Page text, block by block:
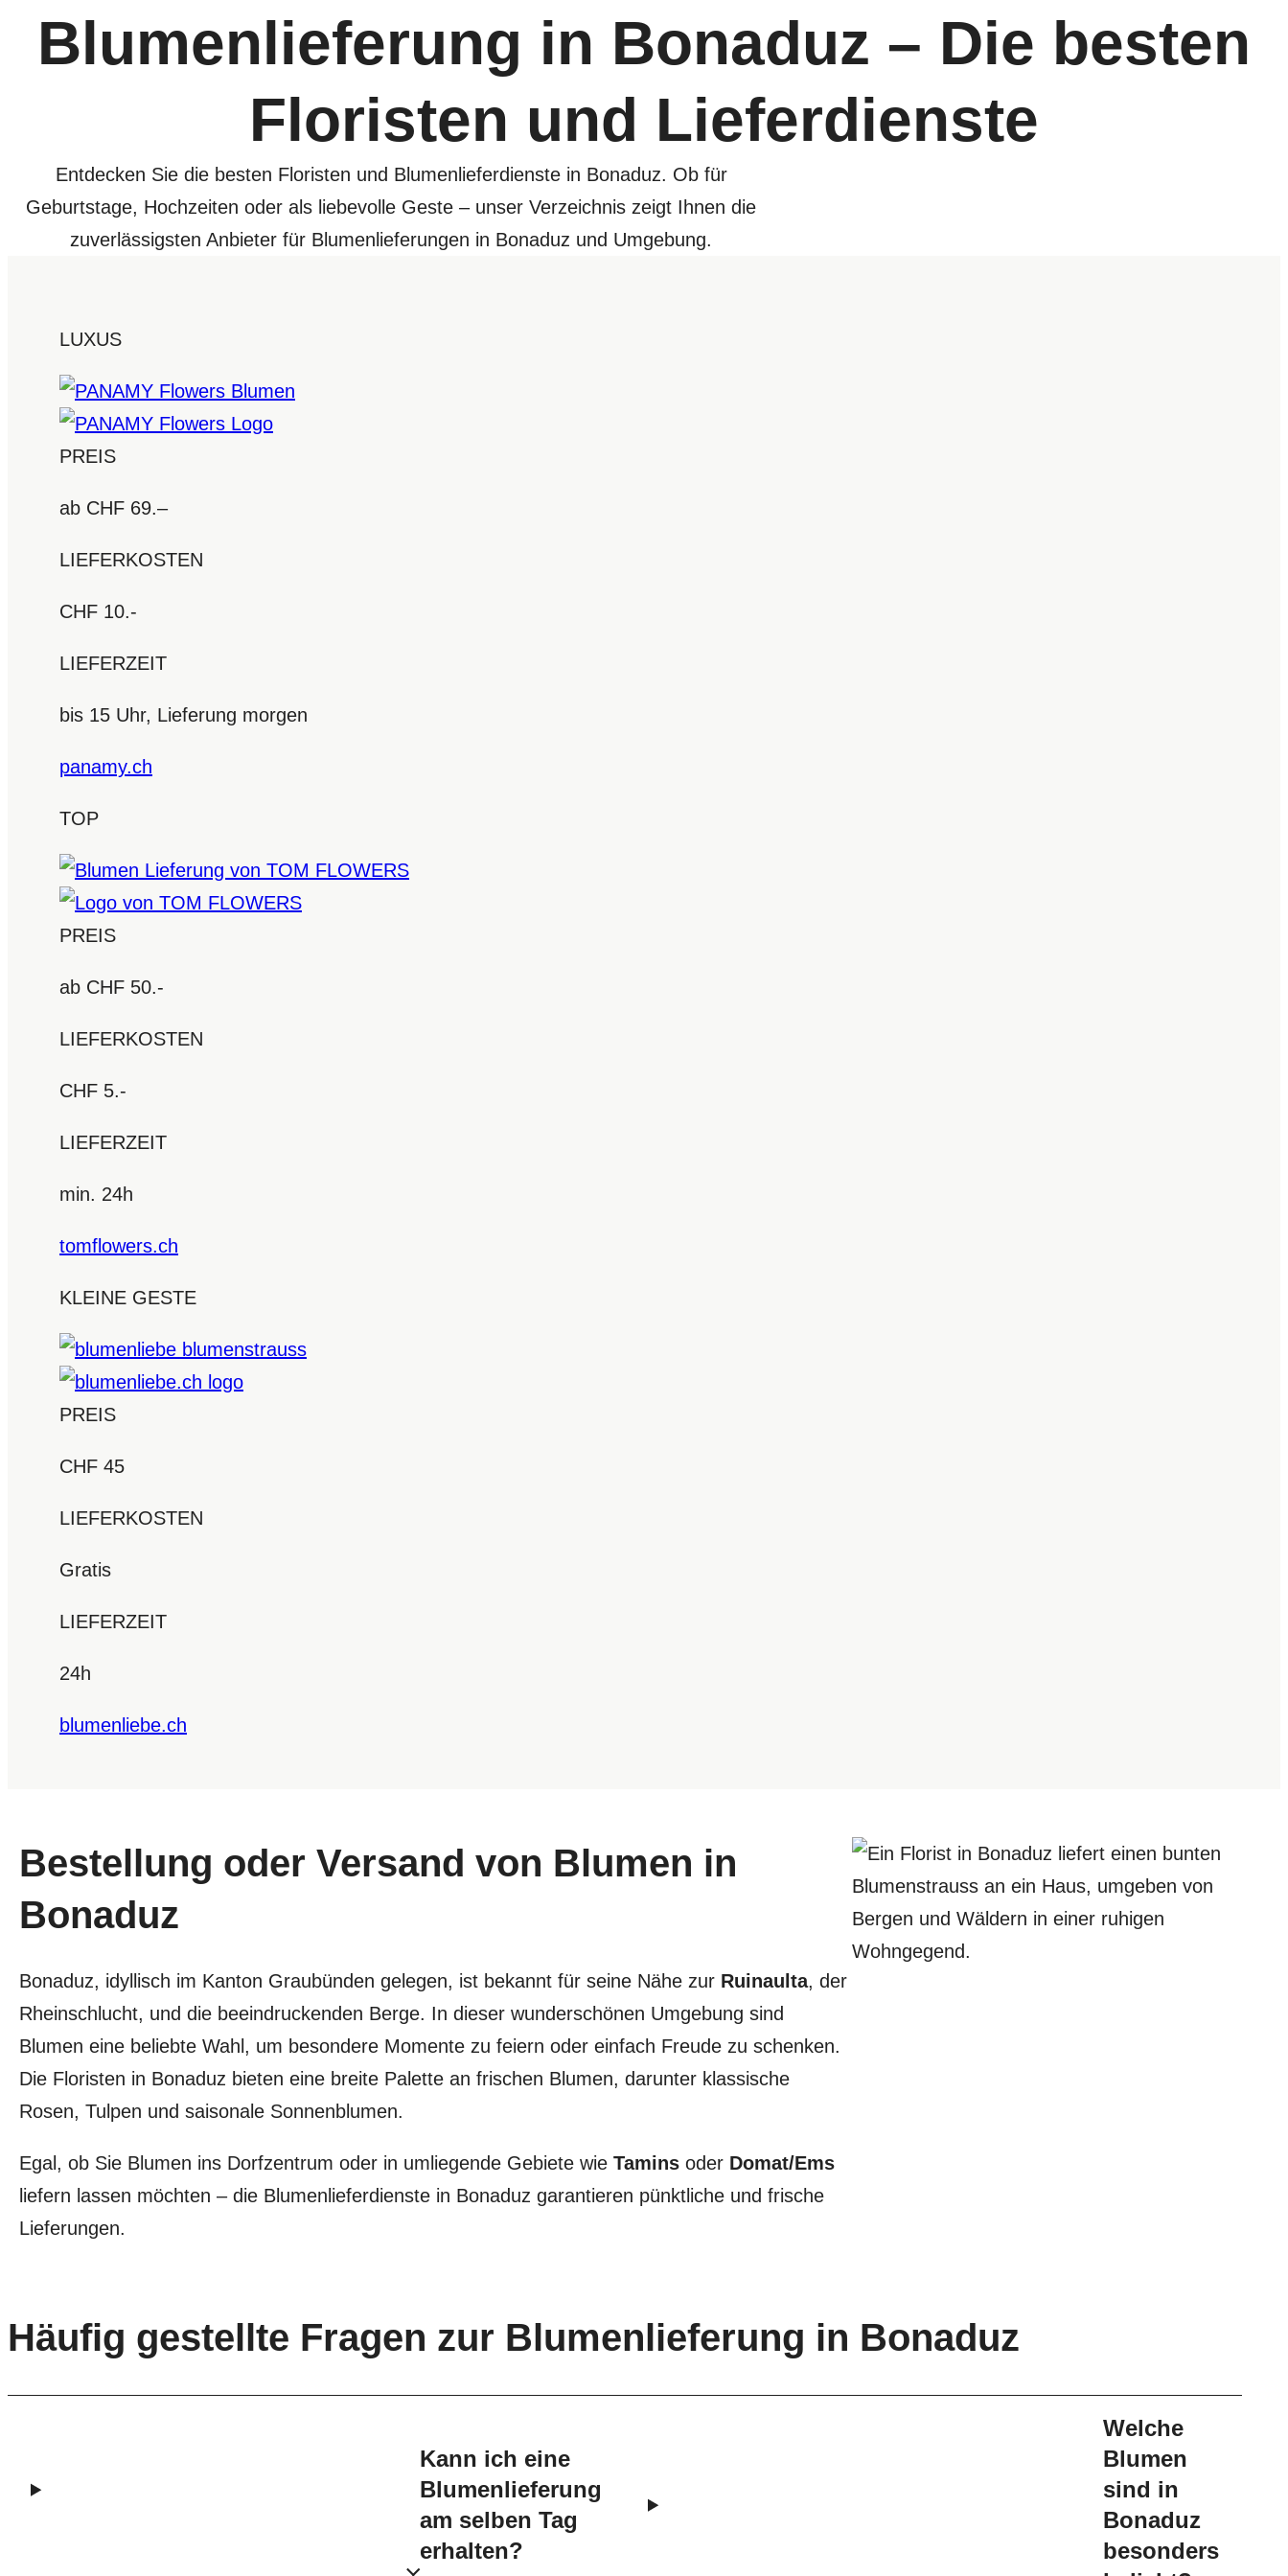
Blumenlieferung in Bonaduz – Die besten
Floristen und Lieferdienste
Entdecken Sie die besten Floristen und Blumenlieferdienste in Bonaduz. Ob für
Geburtstage, Hochzeiten oder als liebevolle Geste – unser Verzeichnis zeigt Ihnen die
zuverlässigsten Anbieter für Blumenlieferungen in Bonaduz und Umgebung.
LUXUS
PREIS
ab CHF 69.–
LIEFERKOSTEN
CHF 10.-
LIEFERZEIT
bis 15 Uhr, Lieferung morgen
panamy.ch
TOP
PREIS
ab CHF 50.-
LIEFERKOSTEN
CHF 5.-
LIEFERZEIT
min. 24h
tomflowers.ch
KLEINE GESTE
PREIS
CHF 45
LIEFERKOSTEN
Gratis
LIEFERZEIT
24h
blumenliebe.ch
Bestellung oder Versand von Blumen in
Bonaduz
Bonaduz, idyllisch im Kanton Graubünden gelegen, ist bekannt für seine Nähe zur Ruinaulta, der
Rheinschlucht, und die beeindruckenden Berge. In dieser wunderschönen Umgebung sind
Blumen eine beliebte Wahl, um besondere Momente zu feiern oder einfach Freude zu schenken.
Die Floristen in Bonaduz bieten eine breite Palette an frischen Blumen, darunter klassische
Rosen, Tulpen und saisonale Sonnenblumen.
Egal, ob Sie Blumen ins Dorfzentrum oder in umliegende Gebiete wie Tamins oder Domat/Ems
liefern lassen möchten – die Blumenlieferdienste in Bonaduz garantieren pünktliche und frische
Lieferungen.
Häufig gestellte Fragen zur Blumenlieferung in Bonaduz
Kann ich eine
Blumenlieferung
am selben Tag
erhalten?
Welche
Blumen
sind in
Bonaduz
besonders